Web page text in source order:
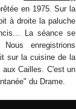
en 1975. Sur la
à droite la paluche
La séance se
enregistrions
sur la cuisine de la
Cailles. C'est un
du Drame.